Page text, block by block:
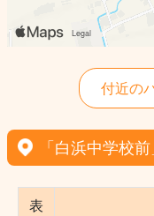
付近の
「白浜中学校
表